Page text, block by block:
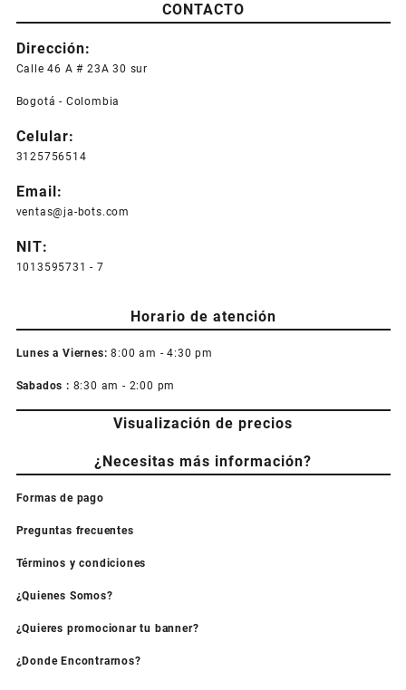
CONTACTO
Dirección:
Calle 46 A # 23A 30 sur
Bogotá - Colombia
Celular:
3125756514
Email:
ventas@ja-bots.com
NIT:
1013595731 - 7
Horario de atención
Lunes a Viernes: 8:00 am - 4:30 pm
Sabados : 8:30 am - 2:00 pm
Visualización de precios
¿Necesitas más información?
Formas de pago
Preguntas frecuentes
Términos y condiciones
¿Quienes Somos?
¿Quieres promocionar tu banner?
¿Donde Encontrarnos?